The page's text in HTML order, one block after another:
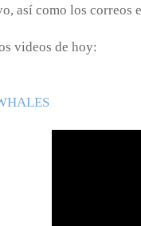
así como los correos
videos de hoy: